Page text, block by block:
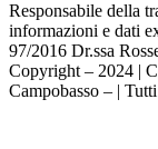
Responsabile della
informazioni e dati
97/2016 Dr.ssa
Copyright – 2024 |
Campobasso – |